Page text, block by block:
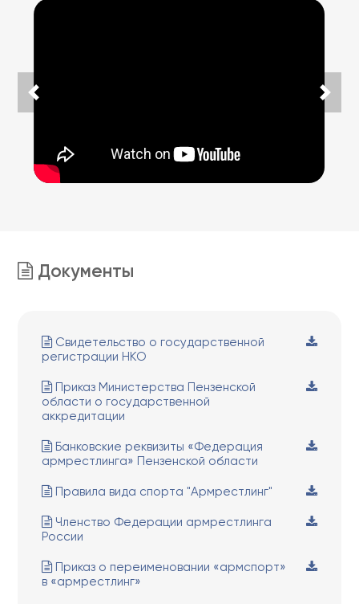
Документы
Свидетельство о государственной
регистрации НКО
Приказ Министерства Пензенской
области о государственной
аккредитации
Банковские реквизиты «Федерация
армрестлинга» Пензенской области
Правила вида спорта "Армрестлинг"
Членство Федерации армрестлинга
России
Приказ о переименовании «армспорт»
в «армрестлинг»